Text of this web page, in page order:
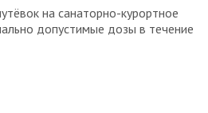
на санаторно-курортное
допустимые дозы в течение